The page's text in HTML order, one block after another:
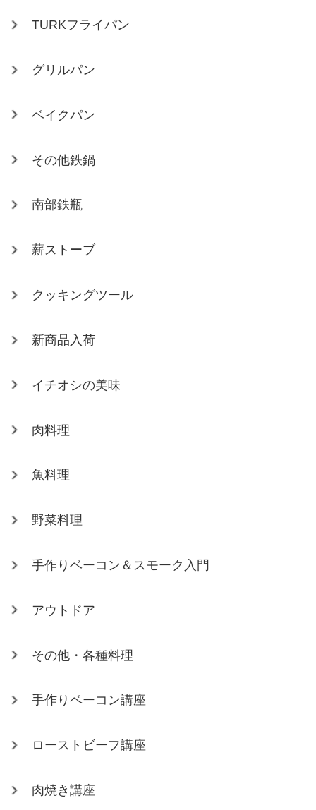
TURKフライパン
グリルパン
ベイクパン
その他鉄鍋
南部鉄瓶
薪ストーブ
クッキングツール
新商品入荷
イチオシの美味
肉料理
魚料理
野菜料理
手作りベーコン＆スモーク入門
アウトドア
その他・各種料理
手作りベーコン講座
ローストビーフ講座
肉焼き講座